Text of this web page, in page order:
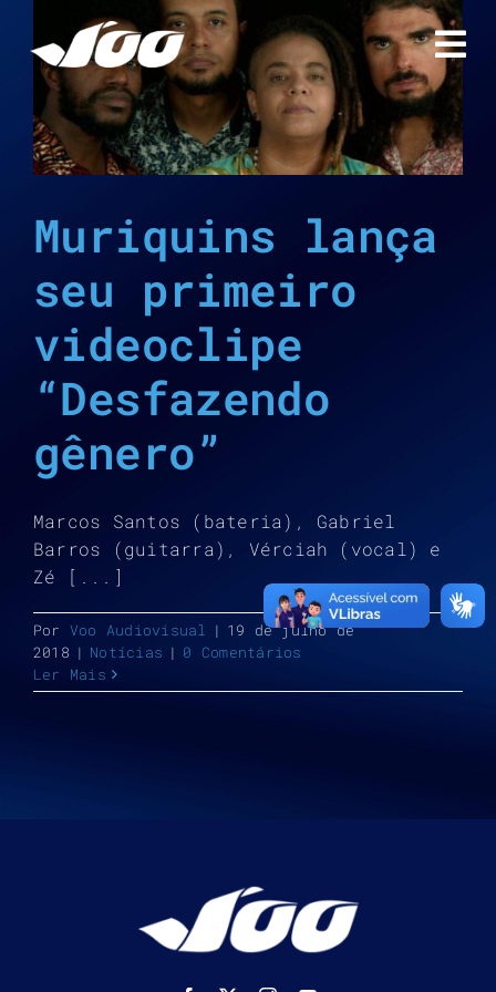
para
conteúdo
Muriquins lança
seu primeiro
videoclipe
“Desfazendo
gênero”
Marcos Santos (bateria), Gabriel
Barros (guitarra), Vérciah (vocal) e
Zé [...]
Por Voo Audiovisual | 19 de julho de
2018 | Notícias | 0 Comentários
Ler Mais